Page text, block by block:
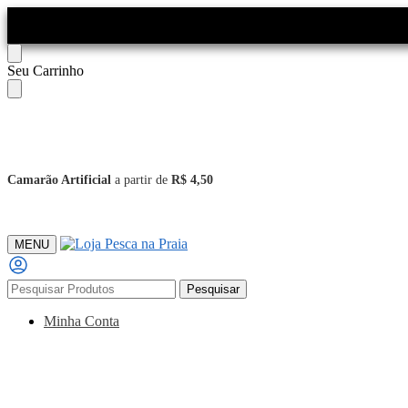
Skip
to
navigation
Skip
to
content
Seu Carrinho
Camarão Artificial a partir de R$ 4,50
MENU
Pesquisar
por:
Pesquisar
Minha Conta